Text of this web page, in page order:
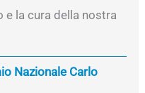
e la cura della nostra
Nazionale Carlo